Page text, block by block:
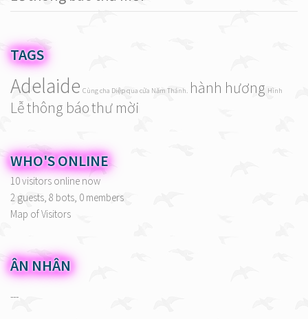
TAGS
Adelaide Cùng cha Diệp qua cửa Năm Thánh. hành hương Hình
Lễthông báothư mời
WHO'S ONLINE
10 visitors online now
2 guests, 8 bots, 0 members
Map of Visitors
ÂN NHÂN
---